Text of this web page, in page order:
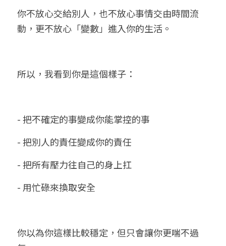
你不放心交給別人，也不放心事情交由時間流
動，更不放心「變數」進入你的生活。
所以，我看到你是這個樣子：
- 把不確定的事變成你能掌控的事
- 把別人的責任變成你的責任
- 把所有壓力往自己的身上扛
- 用忙碌來換取安全
你以為你這樣比較穩定，但只會讓你更喘不過